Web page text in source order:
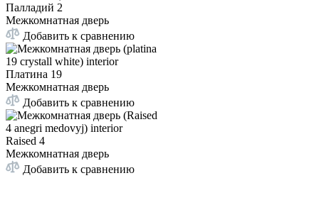
Палладий 2
Межкомнатная дверь
Добавить к сравнению
Платина 19
Межкомнатная дверь
Добавить к сравнению
Raised 4
Межкомнатная дверь
Добавить к сравнению